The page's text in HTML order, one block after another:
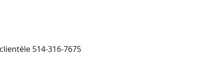
514-316-7675